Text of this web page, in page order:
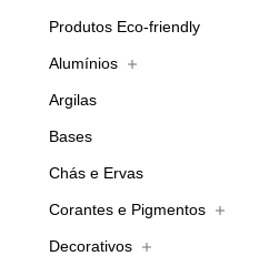
Produtos Eco-friendly
Alumínios
Argilas
Bases
Chás e Ervas
Corantes e Pigmentos
Decorativos